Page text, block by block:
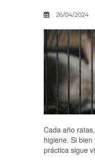
26/04/2024
Cada año
higiene. Si
práctica sigue